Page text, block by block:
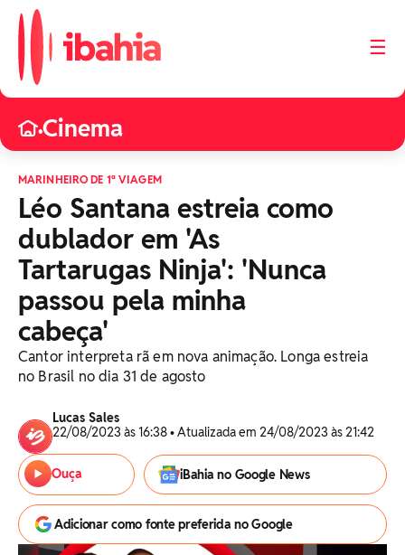
☰
•Cinema
MARINHEIRO DE 1ª VIAGEM
Léo Santana estreia como
dublador em 'As
Tartarugas Ninja': 'Nunca
passou pela minha
cabeça'
Cantor interpreta rã em nova animação. Longa estreia
no Brasil no dia 31 de agosto
Lucas Sales
22/08/2023 às 16:38 • Atualizada em 24/08/2023 às 21:42
Ouça iBahia no Google News
Adicionar como fonte preferida no Google